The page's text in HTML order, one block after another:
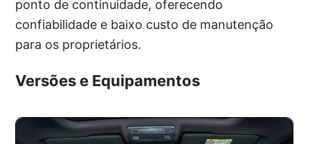
ponto de continuidade, oferecendo
confiabilidade e baixo custo de manutenção
para os proprietários.
Versões e Equipamentos